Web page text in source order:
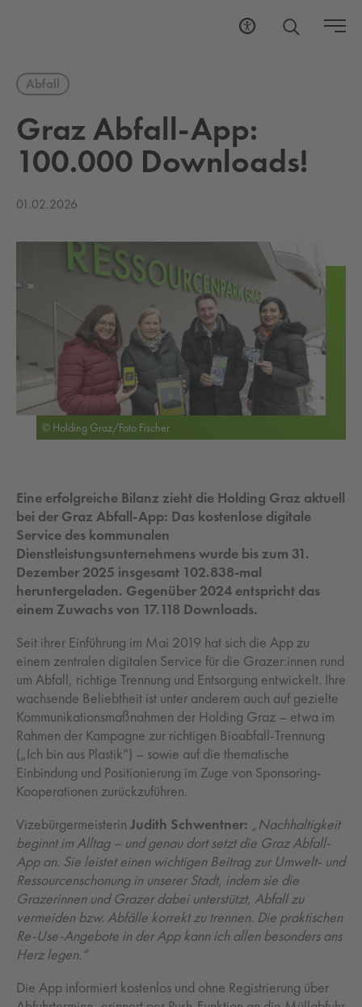
Abfall
Graz Ab­fall-App:
100.000 Dow­n­loads!
01.02.2026
© Holding Graz/Foto Fischer
Eine erfolgreiche Bilanz zieht die Holding Graz aktuell
bei der Graz Abfall-App: Das kostenlose digitale
Service des kommunalen
Dienstleistungsunternehmens wurde bis zum 31.
Dezember 2025 insgesamt 102.838-mal
heruntergeladen. Gegenüber 2024 entspricht das
einem Zuwachs von 17.118 Downloads.
Seit ihrer Einführung im Mai 2019 hat sich die App zu
einem zentralen digitalen Service für die Grazer:innen rund
um Abfall, richtige Trennung und Entsorgung entwickelt. Ihre
wachsende Beliebtheit ist unter anderem auch auf gezielte
Kommunikationsmaßnahmen der Holding Graz – etwa im
Rahmen der Kampagne zur richtigen Bioabfall-Trennung
(„Ich bin aus Plastik“) – sowie auf die thematische
Einbindung und Positionierung im Zuge von Sponsoring-
Kooperationen zurückzuführen.
Vizebürgermeisterin Judith Schwentner: „Nachhaltigkeit
beginnt im Alltag – und genau dort setzt die Graz Abfall-
App an. Sie leistet einen wichtigen Beitrag zur Umwelt- und
Ressourcenschonung in unserer Stadt, indem sie die
Grazerinnen und Grazer dabei unterstützt, Abfall zu
vermeiden bzw. Abfälle korrekt zu trennen. Die praktischen
Re-Use-Angebote in der App kann ich allen besonders ans
Herz legen.“
Die App informiert kostenlos und ohne Registrierung über